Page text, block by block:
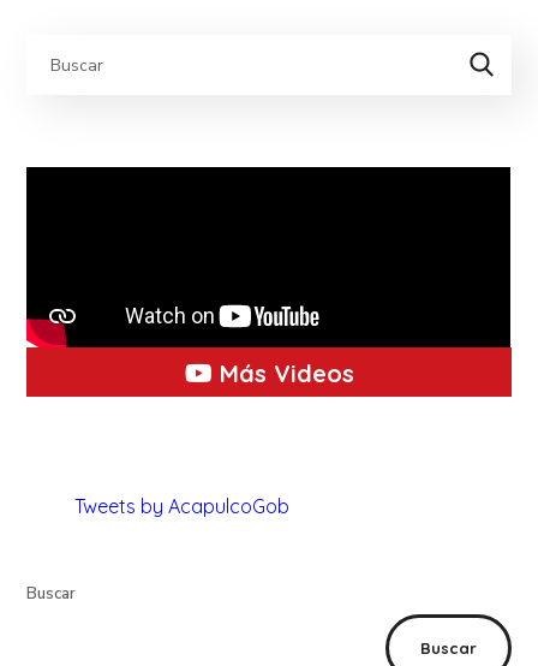
Más Videos
Tweets by AcapulcoGob
Buscar
Buscar